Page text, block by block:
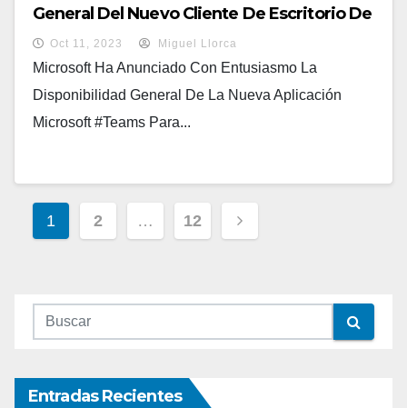
General Del Nuevo Cliente De Escritorio De
Microsoft Teams
Oct 11, 2023 Miguel Llorca
Microsoft Ha Anunciado Con Entusiasmo La
Disponibilidad General De La Nueva Aplicación
Microsoft #Teams Para...
1 2 … 12
Entradas Recientes